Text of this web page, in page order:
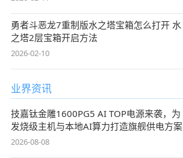
勇者斗恶龙7重制版水之塔宝箱怎么打开 水
之塔2层宝箱开启方法
2026-02-10
业界资讯
技嘉钛金雕1600PG5 AI TOP电源来袭，为
发烧级主机与本地AI算力打造旗舰供电方案
2026-08-08